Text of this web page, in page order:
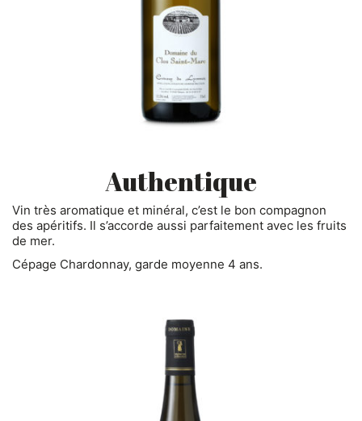
Authentique
Vin très aromatique et minéral, c’est le bon compagnon
des apéritifs. Il s’accorde aussi parfaitement avec les fruits
de mer.
Cépage Chardonnay, garde moyenne 4 ans.